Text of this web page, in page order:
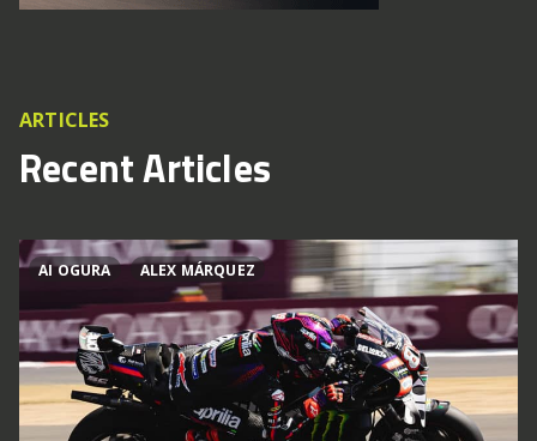
ARTICLES
Recent Articles
AI OGURA ALEX MÁRQUEZ